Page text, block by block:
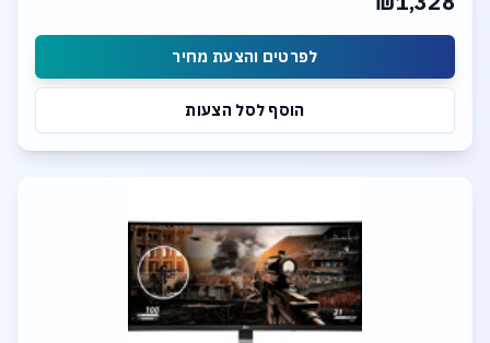
USB-C hub, RJ45
לפרטים והצעת מחיר
הוסף לסל הצעות